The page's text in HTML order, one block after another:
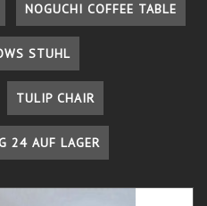
NOGUCHI COFFEE TABLE
STUHL
TULIP CHAIR
24 AUF LAGER